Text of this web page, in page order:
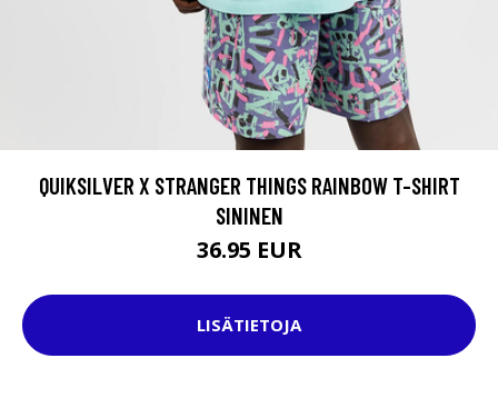
QUIKSILVER X STRANGER THINGS RAINBOW T-SHIRT
SININEN
36.95 EUR
LISÄTIETOJA